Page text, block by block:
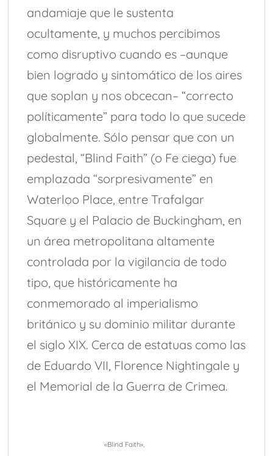
andamiaje que le sustenta
ocultamente, y muchos percibimos
como disruptivo cuando es –aunque
bien logrado y sintomático de los aires
que soplan y nos obcecan– “correcto
políticamente” para todo lo que sucede
globalmente. Sólo pensar que con un
pedestal, “Blind Faith” (o Fe ciega) fue
emplazada “sorpresivamente” en
Waterloo Place, entre Trafalgar
Square y el Palacio de Buckingham, en
un área metropolitana altamente
controlada por la vigilancia de todo
tipo, que históricamente ha
conmemorado al imperialismo
británico y su dominio militar durante
el siglo XIX. Cerca de estatuas como las
de Eduardo VII, Florence Nightingale y
el Memorial de la Guerra de Crimea.
«Blind Faith»,